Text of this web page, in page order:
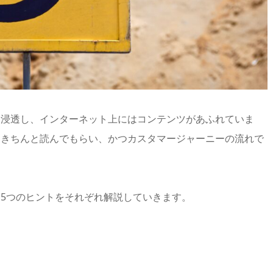
透し、インターネット上にはコンテンツがあふれていま
ちんと読んでもらい、かつカスタマージャーニーの流れで
のヒントをそれぞれ解説していきます。